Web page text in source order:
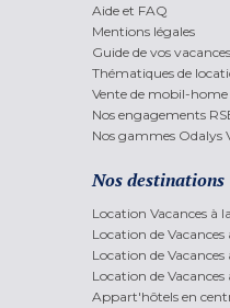
Aide et FAQ
Mentions légales
Guide de vos vacances
Thématiques de
Vente de mobil-home
Nos engagements
Nos gammes Odalys
Nos destinations
Location Vacances à
Location de Vacances
Location de
Location de
Appart'hôtels en